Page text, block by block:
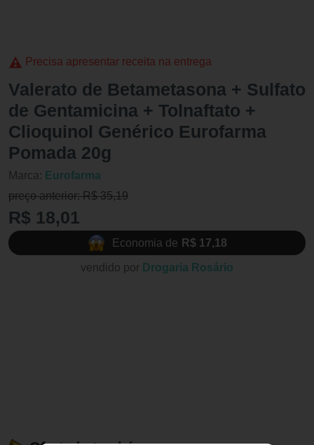
Precisa apresentar receita na entrega
Valerato de Betametasona + Sulfato
de Gentamicina + Tolnaftato +
Clioquinol Genérico Eurofarma
Pomada 20g
Marca: Eurofarma
preço anterior: R$ 35,19
R$ 18,01
Economia de R$ 17,18
vendido por Drogaria Rosário